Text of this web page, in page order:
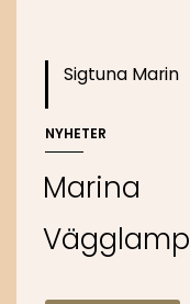
Sigtuna Marin
NYHETER
Marina
Vägglamp